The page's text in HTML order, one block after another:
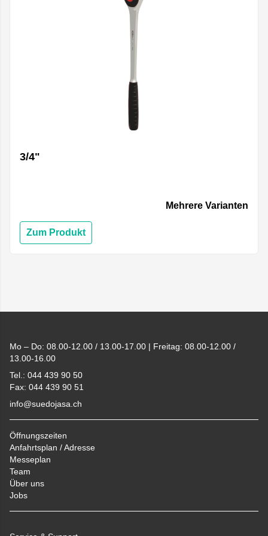
3/4"
Mehrere Varianten
Zum Produkt
Mo – Do: 08.00-12.00 / 13.00-17.00 | Freitag: 08.00-12.00 /
13.00-16.00
Tel.: 044 439 90 50
Fax: 044 439 90 51
info@suedojasa.ch
Öffnungszeiten
Anfahrtsplan / Adresse
Messeplan
Team
Über uns
Jobs